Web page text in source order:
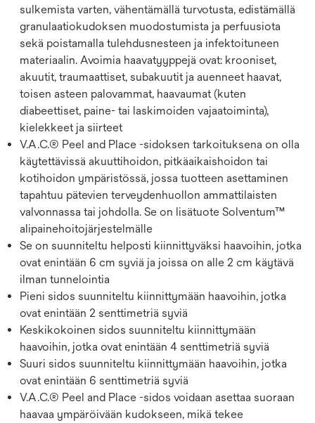
sulkemista varten, vähentämällä turvotusta, edistämällä
granulaatiokudoksen muodostumista ja perfuusiota
sekä poistamalla tulehdusnesteen ja infektoituneen
materiaalin. Avoimia haavatyyppejä ovat: krooniset,
akuutit, traumaattiset, subakuutit ja auenneet haavat,
toisen asteen palovammat, haavaumat (kuten
diabeettiset, paine- tai laskimoiden vajaatoiminta),
kielekkeet ja siirteet
V.A.C.® Peel and Place -sidoksen tarkoituksena on olla
käytettävissä akuuttihoidon, pitkäaikaishoidon tai
kotihoidon ympäristössä, jossa tuotteen asettaminen
tapahtuu pätevien terveydenhuollon ammattilaisten
valvonnassa tai johdolla. Se on lisätuote Solventum™
alipainehoitojärjestelmälle
Se on suunniteltu helposti kiinnittyväksi haavoihin, jotka
ovat enintään 6 cm syviä ja joissa on alle 2 cm käytävä
ilman tunnelointia
Pieni sidos suunniteltu kiinnittymään haavoihin, jotka
ovat enintään 2 senttimetriä syviä
Keskikokoinen sidos suunniteltu kiinnittymään
haavoihin, jotka ovat enintään 4 senttimetriä syviä
Suuri sidos suunniteltu kiinnittymään haavoihin, jotka
ovat enintään 6 senttimetriä syviä
V.A.C.® Peel and Place -sidos voidaan asettaa suoraan
haavaa ympäröivään kudokseen, mikä tekee